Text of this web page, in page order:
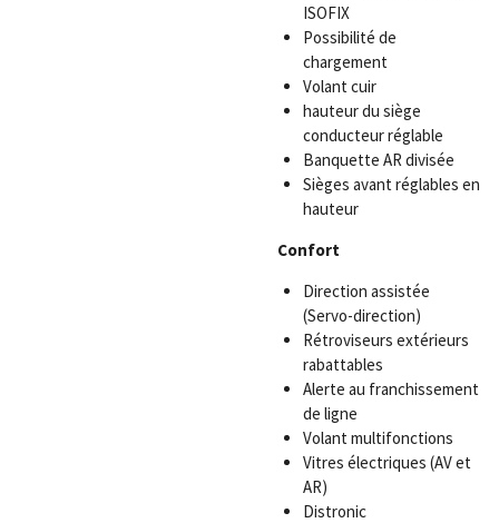
ISOFIX
Possibilité de
chargement
Volant cuir
hauteur du siège
conducteur réglable
Banquette AR divisée
Sièges avant réglables en
hauteur
Confort
Direction assistée
(Servo-direction)
Rétroviseurs extérieurs
rabattables
Alerte au franchissement
de ligne
Volant multifonctions
Vitres électriques (AV et
AR)
Distronic